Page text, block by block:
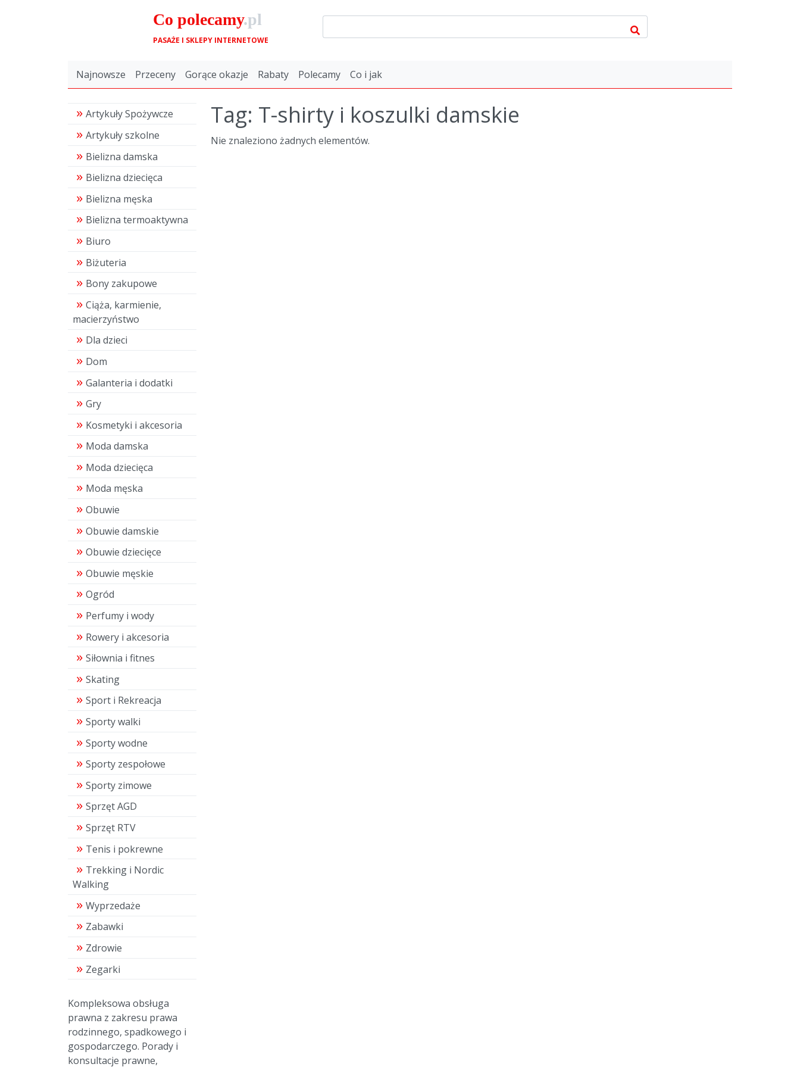
Co polecamy.pl
PASAŻE I SKLEPY INTERNETOWE
Najnowsze Przeceny Gorące okazje Rabaty Polecamy Co i jak
Artykuły Spożywcze
Artykuły szkolne
Bielizna damska
Bielizna dziecięca
Bielizna męska
Bielizna termoaktywna
Biuro
Biżuteria
Bony zakupowe
Ciąża, karmienie,
macierzyństwo
Dla dzieci
Dom
Galanteria i dodatki
Gry
Kosmetyki i akcesoria
Moda damska
Moda dziecięca
Moda męska
Obuwie
Obuwie damskie
Obuwie dziecięce
Obuwie męskie
Ogród
Perfumy i wody
Rowery i akcesoria
Siłownia i fitnes
Skating
Sport i Rekreacja
Sporty walki
Sporty wodne
Sporty zespołowe
Sporty zimowe
Sprzęt AGD
Sprzęt RTV
Tenis i pokrewne
Trekking i Nordic
Walking
Wyprzedaże
Zabawki
Zdrowie
Zegarki
Kompleksowa obsługa
prawna z zakresu prawa
rodzinnego, spadkowego i
gospodarczego. Porady i
konsultacje prawne,
Tag: T-shirty i koszulki damskie
Nie znaleziono żadnych elementów.